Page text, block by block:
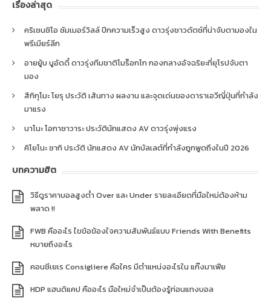
เรื่องล่าสุด
คริเซนซิโอ ซัมเมอร์วิลล์ ปีกความเร็วสูง ดาวรุ่งชาวดัตช์ที่น่าจับตามองใน
พรีเมียร์ลีก
อายยู้บ บูอัดดี้ ดาวรุ่งทีมชาติโมร็อกโก กองกลางอัจฉริยะที่ยุโรปจับตา
มอง
สึกิกุโมะ โยรุ ประวัติ เส้นทาง ผลงาน และจุดเด่นของดาราเอวีญี่ปุ่นที่กำลัง
มาแรง
นาโนะ โอกาซาวาระ ประวัตินักแสดง AV ดาวรุ่งพุ่งแรง
คิโยโนะ ซากิ ประวัติ นักแสดง AV นักบัลเลต์ที่กำลังถูกพูดถึงในปี 2026
บทความฮิต
วิธีดูราคาบอลสูงต่ำ Over และ Under รายละเอียดที่มือใหม่ต้องห้าม
พลาด !!
FWB คืออะไร ไขข้อข้องใจความสัมพันธ์แบบ Friends With Benefits
หมายถึงอะไร
คอนซีเยเร Consigliere คือใคร มีตำแหน่งอะไรใน แก๊งมาเฟีย
HDP แฮนดิแคป คืออะไร มือใหม่จำเป็นต้องรู้ก่อนแทงบอล